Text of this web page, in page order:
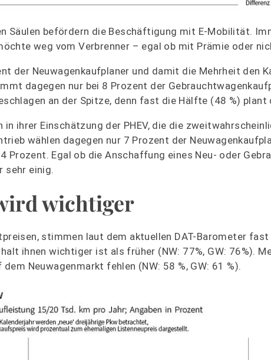
Säulen befördern die Beschäftigung mit E-Mobilität.
weg vom Verbrenner – egal ob mit Prämie oder
der Neuwagenkaufplaner und damit die Mehrheit den
dagegen nur bei 8 Prozent der
an der Spitze, denn fast die Hälfte (48 %) plant
in ihrer Einschätzung der PHEV, die die
wählen dagegen nur 7 Prozent der
Prozent. Egal ob die Anschaffung eines Neu- oder
sehr einig.
wichtiger
stimmen laut dem aktuellen DAT-Barometer
ihnen wichtiger ist als früher (NW: 77%, GW: 76%).
Neuwagenmarkt fehlen (NW: 58 %, GW: 61 %).